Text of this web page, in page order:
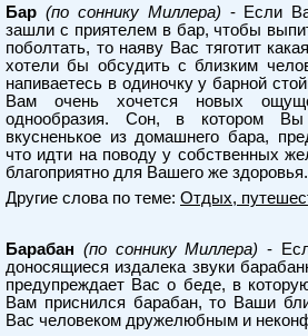
Бар (по соннику Миллера) - Если
зашли с приятелем в бар, чтобы
поболтать, то наяву Вас тяготит
хотели бы обсудить с близким
напиваетесь в одиночку у барной
Вам очень хочется новых
однообразия. Сон, в котором Вы
вкусненькое из домашнего бара,
что идти на поводу у собственных
благоприятно для Вашего же здоровья.
Другие слова по теме: Отдых,
Барабан (по соннику Миллера) -
доносящиеся издалека звуки
предупреждает Вас о беде, в
Вам приснился барабан, то Ваши
Вас человеком дружелюбным и